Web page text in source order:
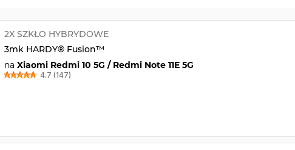
2X SZKŁO HYBRYDOWE
3mk HARDY® Fusion™
na Xiaomi Redmi 10 5G / Redmi Note 11E 5G
4.7 (147)